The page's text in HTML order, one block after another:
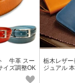
牛革 スー
イズ調整OK
栃木レザ
ジュアル